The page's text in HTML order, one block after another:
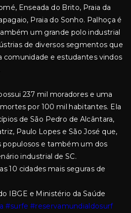
Enseada do Brito, Praia da
Praia do Sonho. Palhoça é
um grande polo industrial
de diversos segmentos que
comunidade e estudantes vindos
237 mil moradores e uma
por 100 mil habitantes. Ela
de São Pedro de Alcântara,
Paulo Lopes e São José que,
populosos e também um dos
industrial de SC.
10 cidades mais seguras de
IBGE e Ministério da Saúde
#surfe #reservamundialdosurf